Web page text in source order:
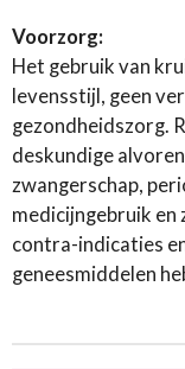
Voorzorg:
Het gebruik van
levensstijl, geen
gezondheidszorg.
deskundige
zwangerschap,
medicijngebruik en
contra-indicaties
geneesmiddelen